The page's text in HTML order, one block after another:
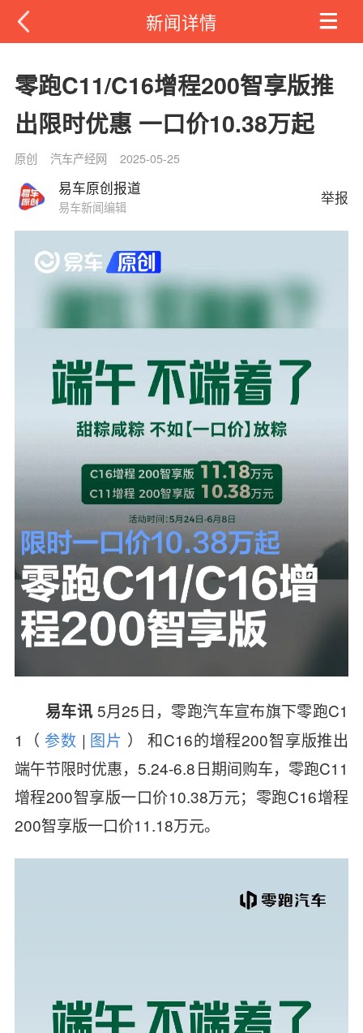
新闻详情
零跑C11/C16增程200智享版推
出限时优惠 一口价10.38万起
原创 汽车产经网 2025-05-25
易车原创报道
易车新闻编辑
举报
易车讯5月25日，零跑汽车宣布旗下零跑C1
1
（ 参数 | 图片 ）和C16的增程200智享版推出
端午节限时优惠，5.24-6.8日期间购车，零跑C11
增程200智享版一口价10.38万元； 零跑C16增程
200智享版一口价11.18万元。